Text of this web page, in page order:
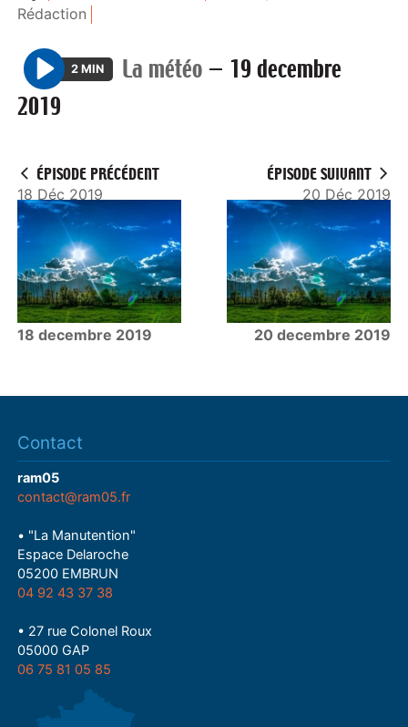
Rédaction
P
l
2 MIN La météo — 19 decembre
2019
ÉPISODE PRÉCÉDENT
18 Déc 2019
18 decembre 2019
ÉPISODE SUIVANT
20 Déc 2019
20 decembre 2019
Contact
ram05
contact@ram05.fr
• "La Manutention"
Espace Delaroche
05200 EMBRUN
04 92 43 37 38
• 27 rue Colonel Roux
05000 GAP
06 75 81 05 85